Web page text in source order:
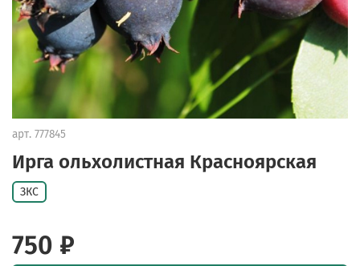
арт. 777845
Ирга ольхолистная Красноярская
ЗКС
750 ₽